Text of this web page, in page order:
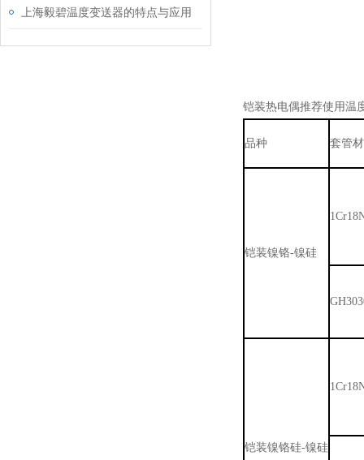
上海毅碧温度变送器的特点与应用
铠装热电偶推荐使用温
品种 套管
铠装镍铬-镍硅
铠装镍铬硅-镍硅